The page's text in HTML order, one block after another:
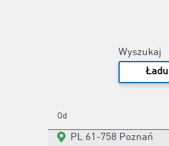
Wyszukaj
Od
PL 61-758 Poznań